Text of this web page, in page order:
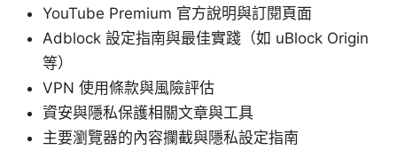
YouTube Premium 官方說明與訂閱頁面
Adblock 設定指南與最佳實踐（如 uBlock Origin
等）
VPN 使用條款與風險評估
資安與隱私保護相關文章與工具
主要瀏覽器的內容攔截與隱私設定指南